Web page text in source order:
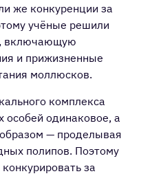
же конкуренции за
учёные решили
включающую
и прижизненные
моллюсков.
комплекса
особей одинаковое, а
— проделывая
полипов. Поэтому
за